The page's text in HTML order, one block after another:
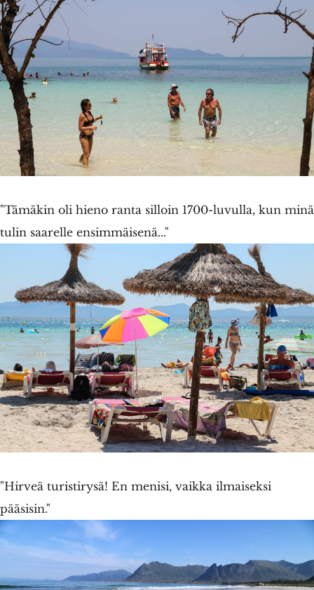
"Tämäkin oli hieno ranta silloin 1700-luvulla, kun minä
tulin saarelle ensimmäisenä..."
"Hirveä turistirysä! En menisi, vaikka ilmaiseksi
pääsisin."